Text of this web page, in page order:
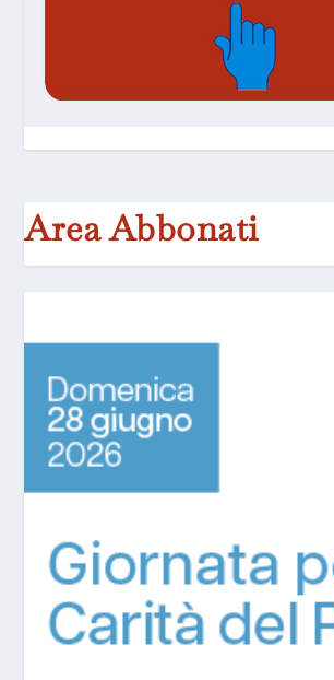
Area Abbonati